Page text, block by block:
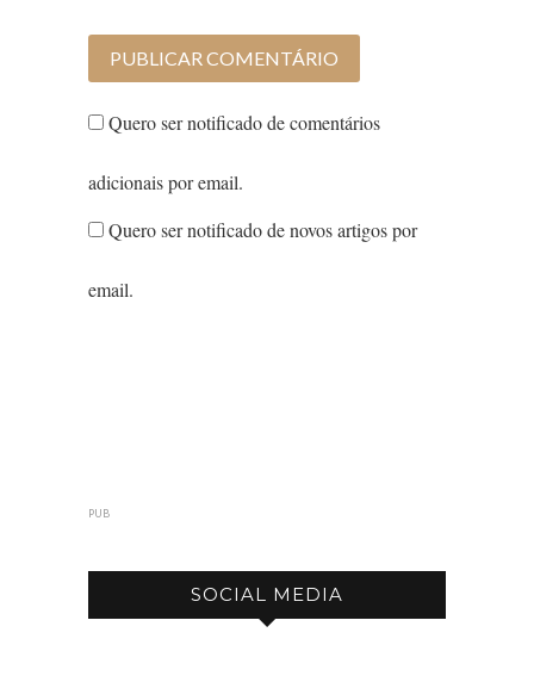
Quero ser notificado de comentários
adicionais por email.
Quero ser notificado de novos artigos por
email.
PUB
SOCIAL MEDIA